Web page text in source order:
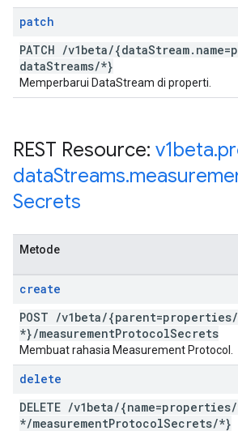
patch
PATCH /v1beta/{dataStream.
dataStreams/*}
Memperbarui DataStream di properti.
REST Resource: v1beta.
dataStreams.
Secrets
Metode
create
POST /v1beta/{parent=properties/
*}/measurementProtocolSecrets
Membuat rahasia Measurement Protocol.
delete
DELETE /v1beta/{name=properties/
*/measurementProtocolSecrets/*}